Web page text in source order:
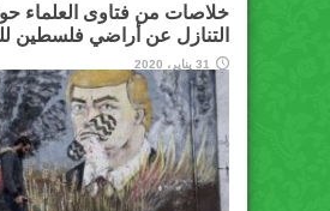
خلاصات من فتاوى العلماء
التنازل عن أراضي فلسطين
31 يناير، 2020